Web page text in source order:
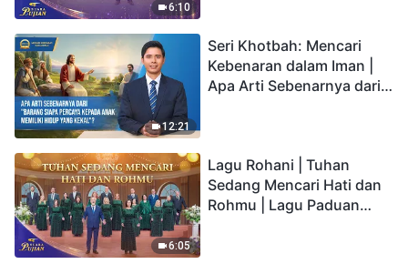
6:10
12:21
Seri Khotbah: Mencari
Kebenaran dalam Iman |
Apa Arti Sebenarnya dari
6:05
Lagu Rohani | Tuhan
Sedang Mencari Hati dan
Rohmu | Lagu Paduan